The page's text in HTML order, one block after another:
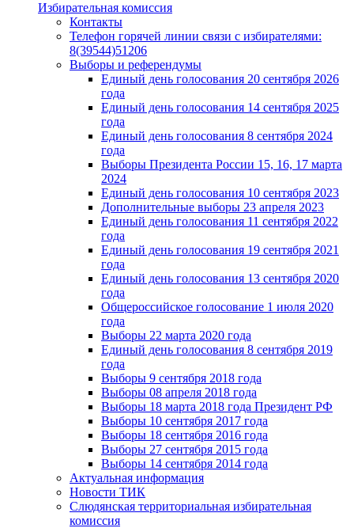
Избирательная комиссия
Контакты
Телефон горячей линии связи с избирателями:
8(39544)51206
Выборы и референдумы
Единый день голосования 20 сентября 2026
года
Единый день голосования 14 сентября 2025
года
Единый день голосования 8 сентября 2024
года
Выборы Президента России 15, 16, 17 марта
2024
Единый день голосования 10 сентября 2023
Дополнительные выборы 23 апреля 2023
Единый день голосования 11 сентября 2022
года
Единый день голосования 19 сентября 2021
года
Единый день голосования 13 сентября 2020
года
Общероссийское голосование 1 июля 2020
года
Выборы 22 марта 2020 года
Единый день голосования 8 сентября 2019
года
Выборы 9 сентября 2018 года
Выборы 08 апреля 2018 года
Выборы 18 марта 2018 года Президент РФ
Выборы 10 сентября 2017 года
Выборы 18 сентября 2016 года
Выборы 27 сентября 2015 года
Выборы 14 сентября 2014 года
Актуальная информация
Новости ТИК
Слюдянская территориальная избирательная
комиссия